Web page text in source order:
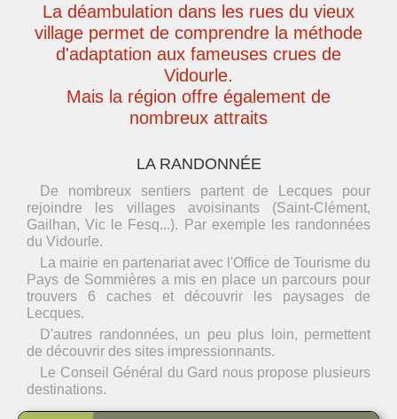
La déambulation dans les rues du vieux
village permet de comprendre la méthode
d'adaptation aux fameuses crues de
Vidourle.
Mais la région offre également de
nombreux attraits
LA RANDONNÉE
De nombreux sentiers partent de Lecques pour
rejoindre les villages avoisinants (Saint-Clément,
Gailhan, Vic le Fesq...). Par exemple les randonnées
du Vidourle.
La mairie en partenariat avec l'Office de Tourisme du
Pays de Sommières a mis en place un parcours pour
trouvers 6 caches et découvrir les paysages de
Lecques.
D'autres randonnées, un peu plus loin, permettent
de découvrir des sites impressionnants.
Le Conseil Général du Gard nous propose plusieurs
destinations.